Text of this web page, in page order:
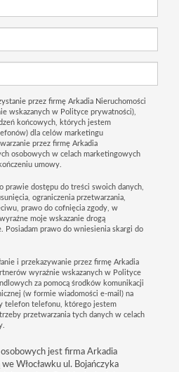
przez firmę Arkadia Nieruchomości
wskazanych w Polityce prywatności),
końcowych, których jestem
dla celów marketingu
przez firmę Arkadia
osobowych w celach marketingowych
umowy.
prawie dostępu do treści swoich danych,
ograniczenia przetwarzania,
prawo do cofnięcia zgody, w
moje wskazanie drogą
Posiadam prawo do wniesienia skargi do
i przekazywanie przez firmę Arkadia
wyraźnie wskazanych w Polityce
za pomocą środków komunikacji
(w formie wiadomości e-mail) na
telefon telefonu, którego jestem
przetwarzania tych danych w celach
jest firma Arkadia
Włocławku ul. Bojańczyka